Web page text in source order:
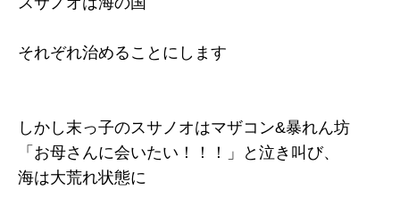
それぞれ治めることにします
しかし末っ子のスサノオはマザコン&暴れん坊
「お母さんに会いたい！！！」と泣き叫び、
海は大荒れ状態に